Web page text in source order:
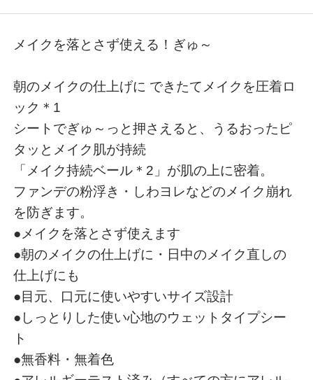
メイクを落とさず使える！ぎゅ～
朝のメイクの仕上げに できたてメイクを圧着ロ
ック＊1
シートでぎゅ～っと押さえると、うるおったピ
タッとメイク肌が持続
「メイク持続ベール＊2」が肌の上に密着。
ファンデの粉浮き・しわヨレなどのメイク崩れ
を防ぎます。
●メイクを落とさず使えます
●朝のメイクの仕上げに・日中のメイク直しの
仕上げにも
●目元、口元に使いやすいサイズ設計
●しっとりした使い心地のウェットタイプシー
ト
●無香料・無着色